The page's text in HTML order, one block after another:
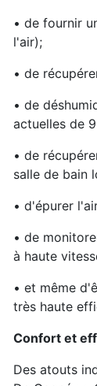
• de fournir
l'air);
• de
• de
actuelles de
• de
salle de bain
• d'épurer
• de
à haute
• et même
très haute
Confort et
Des atouts